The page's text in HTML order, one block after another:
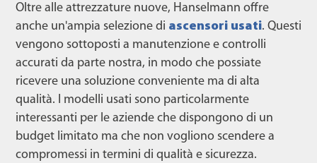
Oltre alle attrezzature nuove, Hanselmann offre
anche un'ampia selezione di ascensori usati. Questi
vengono sottoposti a manutenzione e controlli
accurati da parte nostra, in modo che possiate
ricevere una soluzione conveniente ma di alta
qualità. I modelli usati sono particolarmente
interessanti per le aziende che dispongono di un
budget limitato ma che non vogliono scendere a
compromessi in termini di qualità e sicurezza.